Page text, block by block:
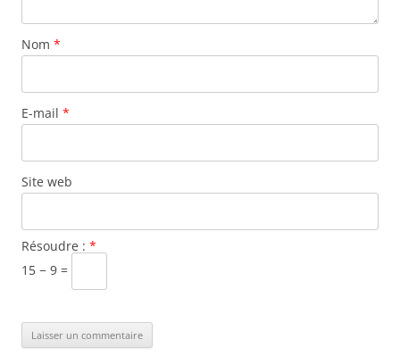
Nom *
E-mail *
Site web
Résoudre : *
15 − 9 =